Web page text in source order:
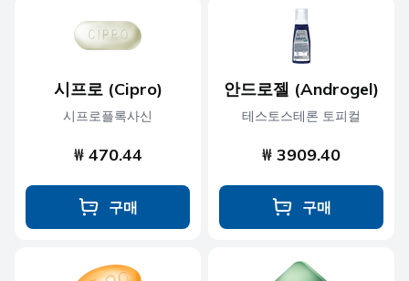
시프로 (Cipro)
시프로플록사신
₩ 470.44
구매
안드로젤 (Androgel)
테스토스테론 토피컬
₩ 3909.40
구매